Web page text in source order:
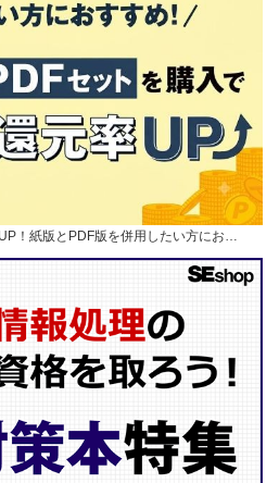
！紙版とPDF版を併用したい方にお…